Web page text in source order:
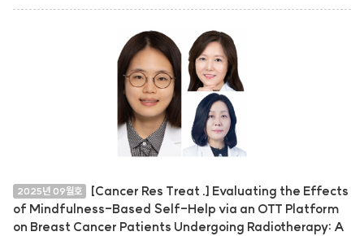
2025년 09월호
[Cancer Res Treat .] Evaluating the Effects
of Mindfulness-Based Self-Help via an OTT Platform
on Breast Cancer Patients Undergoing Radiotherapy: A